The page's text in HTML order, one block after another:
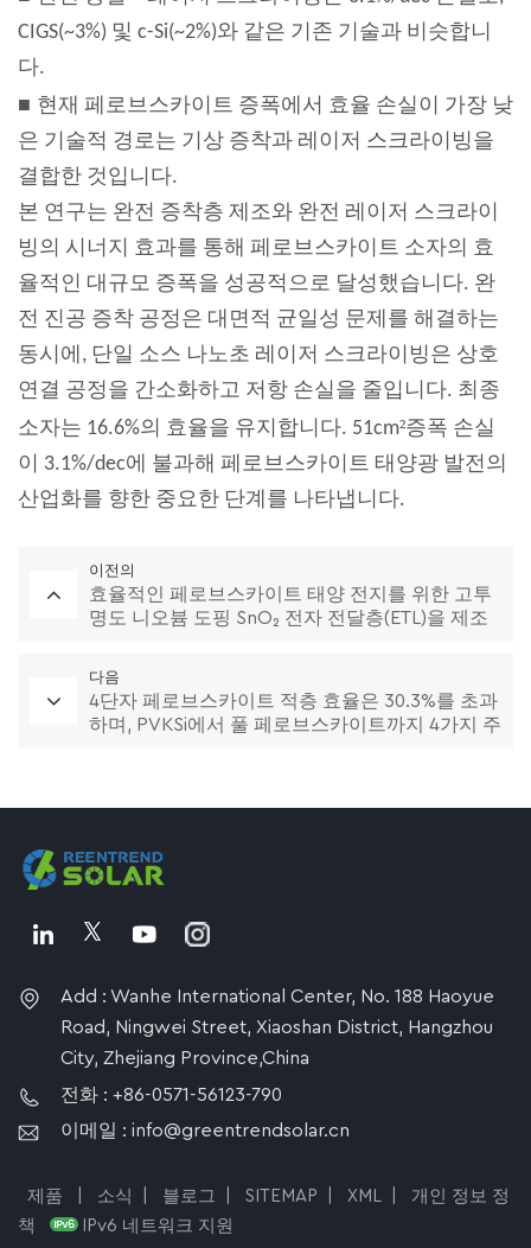
CIGS(~3%) 및 c-Si(~2%)와 같은 기존 기술과 비슷합니
다.
■ 현재 페로브스카이트 증폭에서 효율 손실이 가장 낮
은 기술적 경로는 기상 증착과 레이저 스크라이빙을
결합한 것입니다.
본 연구는 완전 증착층 제조와 완전 레이저 스크라이
빙의 시너지 효과를 통해 페로브스카이트 소자의 효
율적인 대규모 증폭을 성공적으로 달성했습니다. 완
전 진공 증착 공정은 대면적 균일성 문제를 해결하는
동시에, 단일 소스 나노초 레이저 스크라이빙은 상호
연결 공정을 간소화하고 저항 손실을 줄입니다. 최종
소자는 16.6%의 효율을 유지합니다. 51cm²증폭 손실
이 3.1%/dec에 불과해 페로브스카이트 태양광 발전의
산업화를 향한 중요한 단계를 나타냅니다.
이전의
효율적인 페로브스카이트 태양 전지를 위한 고투
명도 니오븀 도핑 SnO₂ 전자 전달층(ETL)을 제조
다음
4단자 페로브스카이트 적층 효율은 30.3%를 초과
하며, PVKSi에서 풀 페로브스카이트까지 4가지 주
Add : Wanhe International Center, No. 188 Haoyue
Road, Ningwei Street, Xiaoshan District, Hangzhou
City, Zhejiang Province,China
전화 : +86-0571-56123-790
이메일 : info@greentrendsolar.cn
제품 소식 블로그 SITEMAP XML
개인 정보 정
책
IPv6 네트워크 지원